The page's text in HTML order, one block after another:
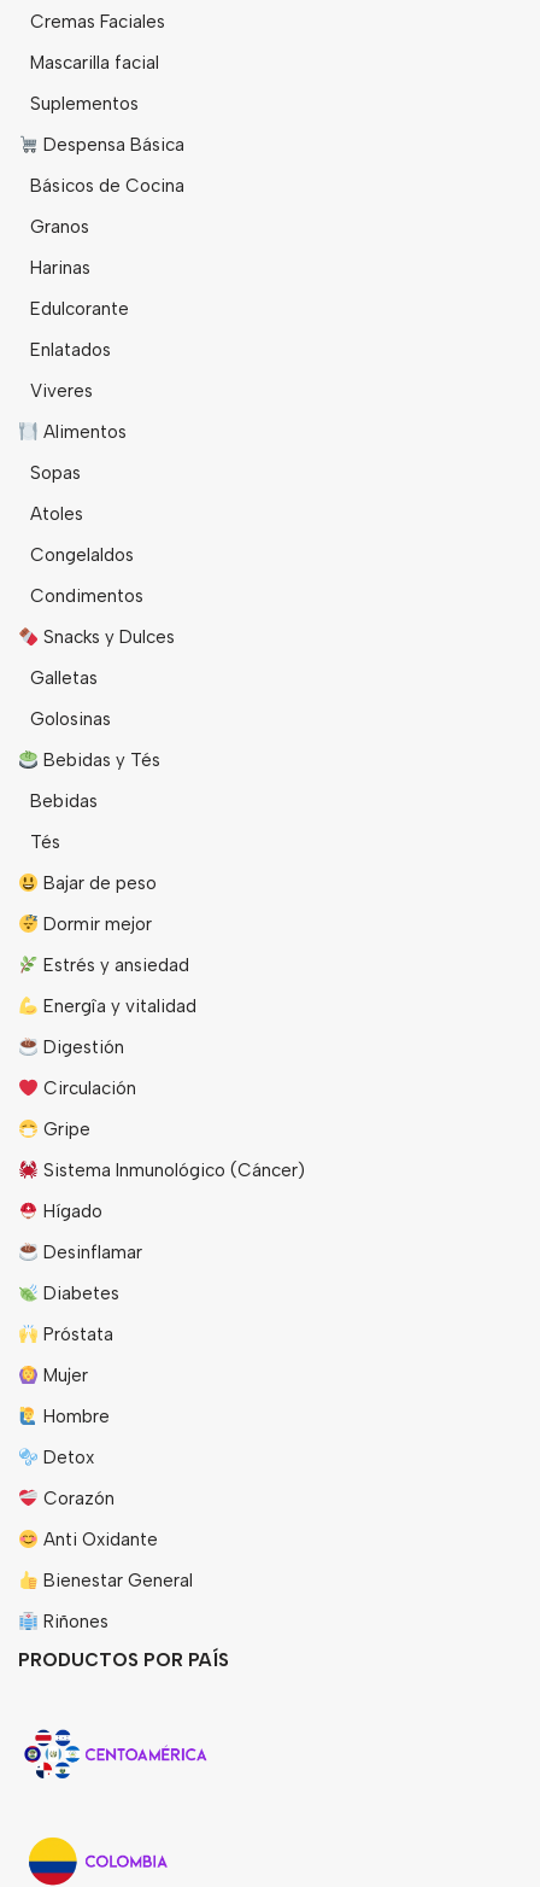
Cremas Faciales
Mascarilla facial
Suplementos
Despensa Básica
Básicos de Cocina
Granos
Harinas
Edulcorante
Enlatados
Viveres
Alimentos
Sopas
Atoles
Congelaldos
Condimentos
Snacks y Dulces
Galletas
Golosinas
Bebidas y Tés
Bebidas
Tés
Bajar de peso
Dormir mejor
Estrés y ansiedad
Energîa y vitalidad
Digestión
Circulación
Gripe
Sistema Inmunológico (Cáncer)
Hígado
Desinflamar
Diabetes
Próstata
Mujer
Hombre
Detox
Corazón
Anti Oxidante
Bienestar General
Riñones
PRODUCTOS POR PAÍS